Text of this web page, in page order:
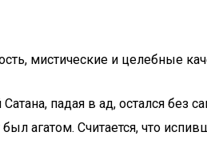
мистические и целебные
падая в ад, остался без
агатом. Считается, что